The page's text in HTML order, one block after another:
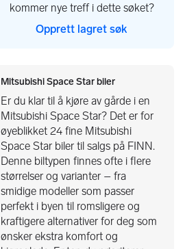
kommer nye treff i dette søket?
Opprett lagret søk
Mitsubishi Space Star biler
Er du klar til å kjøre av gårde i en
Mitsubishi Space Star? Det er for
øyeblikket 24 fine Mitsubishi
Space Star biler til salgs på FINN.
Denne biltypen finnes ofte i flere
størrelser og varianter – fra
smidige modeller som passer
perfekt i byen til romsligere og
kraftigere alternativer for deg som
ønsker ekstra komfort og